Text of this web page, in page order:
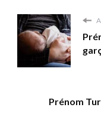
Prénom